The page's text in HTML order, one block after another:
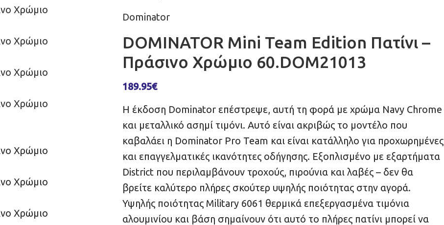
Dominator
DOMINATOR Mini Team Edition Πατίνι –
Πράσινο Χρώμιο 60.DOM21013
189.95€
Η έκδοση Dominator επέστρεψε, αυτή τη φορά με χρώμα Navy Chrome
και μεταλλικό ασημί τιμόνι. Αυτό είναι ακριβώς το μοντέλο που
καβαλάει η Dominator Pro Team και είναι κατάλληλο για προχωρημένες
και επαγγελματικές ικανότητες οδήγησης. Εξοπλισμένο με εξαρτήματα
District που περιλαμβάνουν τροχούς, πιρούνια και λαβές – δεν θα
βρείτε καλύτερο πλήρες σκούτερ υψηλής ποιότητας στην αγορά.
Υψηλής ποιότητας Military 6061 θερμικά επεξεργασμένα τιμόνια
αλουμινίου και βάση σημαίνουν ότι αυτό το πλήρες πατίνι μπορεί να